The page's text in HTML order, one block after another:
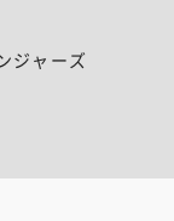
ジャーズ